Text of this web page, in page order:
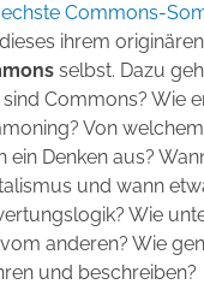
Commons-
ihrem
selbst. Dazu
Commons? Wie
Von
ein Denken aus?
und wann
Wie
anderen? Wie
und beschreiben?